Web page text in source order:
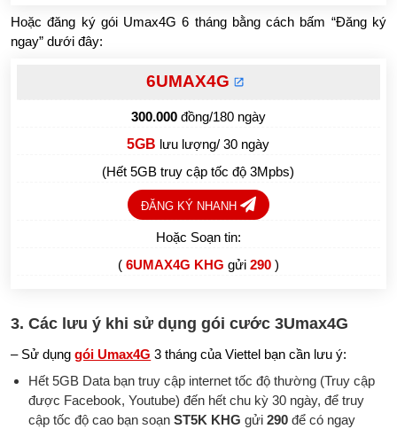
Hoặc đăng ký gói Umax4G 6 tháng bằng cách bấm “Đăng ký
ngay” dưới đây:
6UMAX4G
300.000đồng/180 ngày
5GB lưu lượng/ 30 ngày
(Hết 5GB truy cập tốc độ 3Mpbs)
ĐĂNG KÝ NHANH
Hoặc Soạn tin:
( 6UMAX4G KHG gửi 290 )
3. Các lưu ý khi sử dụng gói cước 3Umax4G
– Sử dụnggói Umax4G 3 tháng của Viettel bạn cần lưu ý:
Hết 5GB Data bạn truy cập internet tốc độ thường (Truy cập
được Facebook, Youtube) đến hết chu kỳ 30 ngày, để truy
cập tốc độ cao bạn soạnST5K KHG gửi290 để có ngay